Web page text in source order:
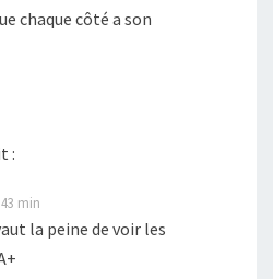
chaque côté a son
:
min
la peine de voir les